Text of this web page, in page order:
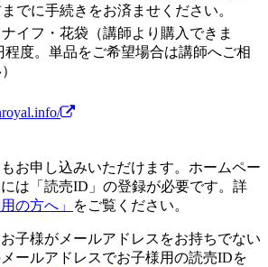
でに手続きをお済ませください。
イフ・花袋（講師より購入できま
程度。単品をご希望場合は講師へご相
お申し込みいただけます。ホームペー
は「読売ID」の登録が必要です。詳
の方へ」 をご覧ください。
子様がメールアドレスをお持ちでない
ールアドレスでお子様用の読売IDを